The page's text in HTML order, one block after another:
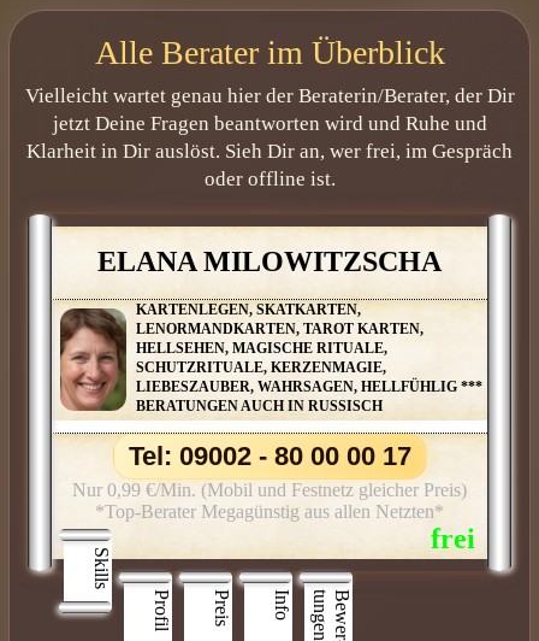
Alle Berater im Überblick
Vielleicht wartet genau hier der Beraterin/Berater, der Dir
jetzt Deine Fragen beantworten wird und Ruhe und
Klarheit in Dir auslöst. Sieh Dir an, wer frei, im Gespräch
oder offline ist.
ELANA MILOWITZSCHA
KARTENLEGEN, SKATKARTEN,
LENORMANDKARTEN, TAROT KARTEN,
HELLSEHEN, MAGISCHE RITUALE,
SCHUTZRITUALE, KERZENMAGIE,
LIEBESZAUBER, WAHRSAGEN, HELLFÜHLIG ***
BERATUNGEN AUCH IN RUSSISCH
Skills
Profil
Preis Info B
e
w
e
r
­
t
u
n
g
e
n
Tel: 09002 - 80 00 00 17
Nur 0,99 €/Min. (Mobil und Festnetz gleicher Preis)
*Top-Berater Megagünstig aus allen Netzten*